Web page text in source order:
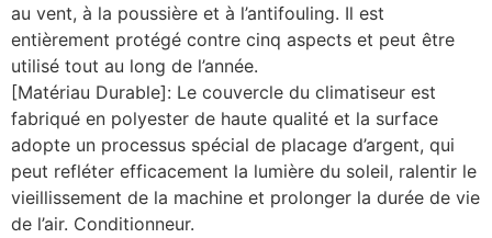
au vent, à la poussière et à l’antifouling. Il est
entièrement protégé contre cinq aspects et peut être
utilisé tout au long de l’année.
[Matériau Durable]: Le couvercle du climatiseur est
fabriqué en polyester de haute qualité et la surface
adopte un processus spécial de placage d’argent, qui
peut refléter efficacement la lumière du soleil, ralentir le
vieillissement de la machine et prolonger la durée de vie
de l’air. Conditionneur.